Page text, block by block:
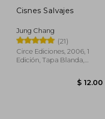
40%
dcto.
Cisnes Salvajes
Jung Chang
(21)
Circe Ediciones, 2006, 1
Edición, Tapa Blanda,